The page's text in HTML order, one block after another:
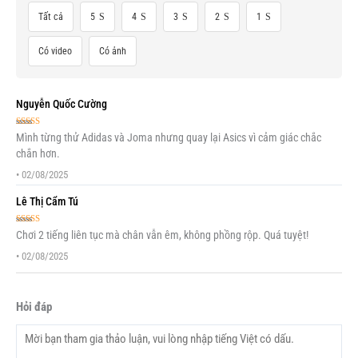
Tất cả 5 4 3 2 1
Có video Có ảnh
Nguyễn Quốc Cường
Được xếp
hạng5 5 sao
Mình từng thử Adidas và Joma nhưng quay lại Asics vì cảm giác chắc
chắn hơn.
• 02/08/2025
Lê Thị Cẩm Tú
Được xếp
hạng 55 sao
Chơi 2 tiếng liên tục mà chân vẫn êm, không phồng rộp. Quá tuyệt!
• 02/08/2025
Hỏi đáp